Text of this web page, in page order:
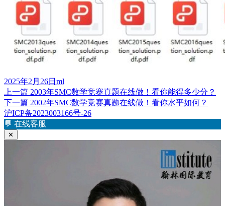
发
布
于
2025年2月26日 作
者
ml
文
章
导
航
上一篇 上
篇
文
章：
2003年SMC数学竞赛真题在线做！看你能得多少分？
下一篇 下
篇
文
2002年SMC数学竞赛真题在线做！看你水平如何？
沪ICP备2023003166号-26
💬 在线客服
✕